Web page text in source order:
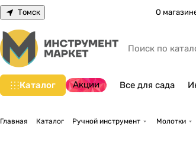
Томск О
Каталог Акции Все для сада
Главная Каталог Ручной инструмент Молотки